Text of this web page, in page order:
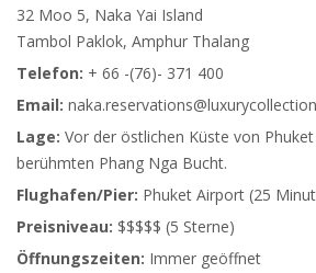
32 Moo 5, Naka Yai Island
Tambol Paklok, Amphur Thalang
Telefon: + 66 -(76)- 371 400
Email:
Lage: Vor der östlichen Küste von
berühmten Phang Nga Bucht.
Flughafen/Pier: Phuket Airport (25
Preisniveau: $$$$$ (5 Sterne)
Öffnungszeiten: Immer geöffnet